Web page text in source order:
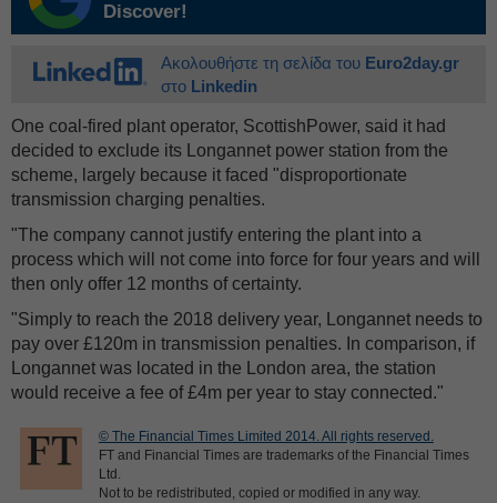
Discover!
Ακολουθήστε τη σελίδα του Euro2day.gr
στο Linkedin
One coal-fired plant operator, ScottishPower, said it had
decided to exclude its Longannet power station from the
scheme, largely because it faced "disproportionate
transmission charging penalties.
"The company cannot justify entering the plant into a
process which will not come into force for four years and will
then only offer 12 months of certainty.
"Simply to reach the 2018 delivery year, Longannet needs to
pay over £120m in transmission penalties. In comparison, if
Longannet was located in the London area, the station
would receive a fee of £4m per year to stay connected."
© The Financial Times Limited 2014. All rights reserved.
FT and Financial Times are trademarks of the Financial Times
Ltd.
Not to be redistributed, copied or modified in any way.